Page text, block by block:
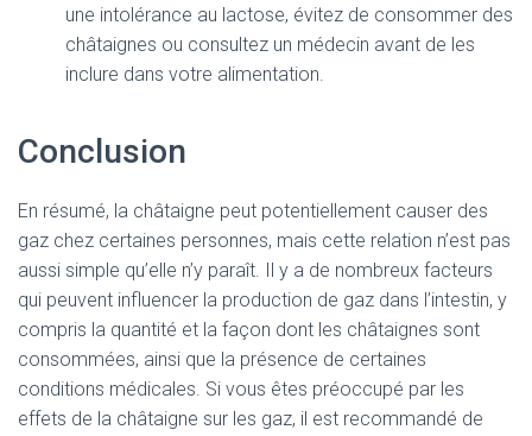
une intolérance au lactose, évitez de consommer des
châtaignes ou consultez un médecin avant de les
inclure dans votre alimentation.
Conclusion
En résumé, la châtaigne peut potentiellement causer des
gaz chez certaines personnes, mais cette relation n’est pas
aussi simple qu’elle n’y paraît. Il y a de nombreux facteurs
qui peuvent influencer la production de gaz dans l’intestin, y
compris la quantité et la façon dont les châtaignes sont
consommées, ainsi que la présence de certaines
conditions médicales. Si vous êtes préoccupé par les
effets de la châtaigne sur les gaz, il est recommandé de